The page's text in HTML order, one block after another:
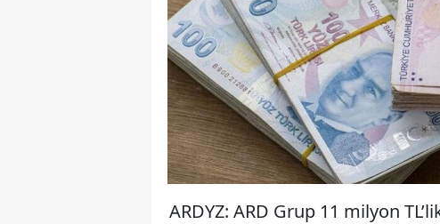
ARDYZ: ARD Grup 11 milyon